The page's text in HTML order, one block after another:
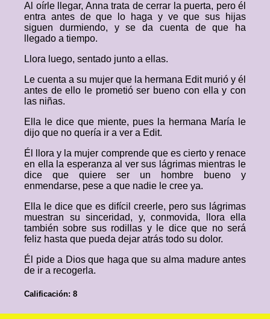
Al oírle llegar, Anna trata de cerrar la puerta, pero él
entra antes de que lo haga y ve que sus hijas
siguen durmiendo, y se da cuenta de que ha
llegado a tiempo.
Llora luego, sentado junto a ellas.
Le cuenta a su mujer que la hermana Edit murió y él
antes de ello le prometió ser bueno con ella y con
las niñas.
Ella le dice que miente, pues la hermana María le
dijo que no quería ir a ver a Edit.
Él llora y la mujer comprende que es cierto y renace
en ella la esperanza al ver sus lágrimas mientras le
dice que quiere ser un hombre bueno y
enmendarse, pese a que nadie le cree ya.
Ella le dice que es difícil creerle, pero sus lágrimas
muestran su sinceridad, y, conmovida, llora ella
también sobre sus rodillas y le dice que no será
feliz hasta que pueda dejar atrás todo su dolor.
Él pide a Dios que haga que su alma madure antes
de ir a recogerla.
Calificación: 8